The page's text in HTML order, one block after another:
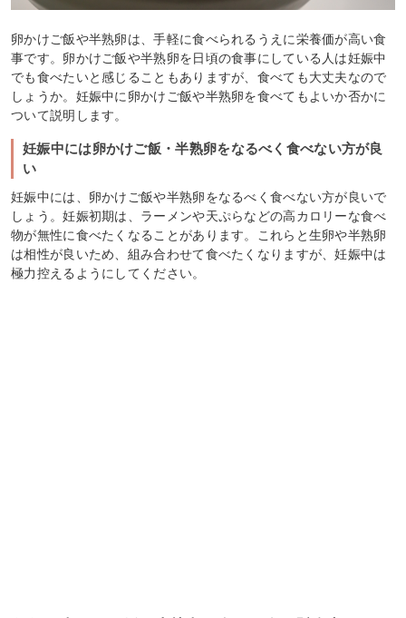
卵かけご飯や半熟卵は、手軽に食べられるうえに栄養価が高い食
事です。卵かけご飯や半熟卵を日頃の食事にしている人は妊娠中
でも食べたいと感じることもありますが、食べても大丈夫なので
しょうか。妊娠中に卵かけご飯や半熟卵を食べてもよいか否かに
ついて説明します。
妊娠中には卵かけご飯・半熟卵をなるべく食べない方が良
い
妊娠中には、卵かけご飯や半熟卵をなるべく食べない方が良いで
しょう。妊娠初期は、ラーメンや天ぷらなどの高カロリーな食べ
物が無性に食べたくなることがあります。これらと生卵や半熟卵
は相性が良いため、組み合わせて食べたくなりますが、妊娠中は
極力控えるようにしてください。